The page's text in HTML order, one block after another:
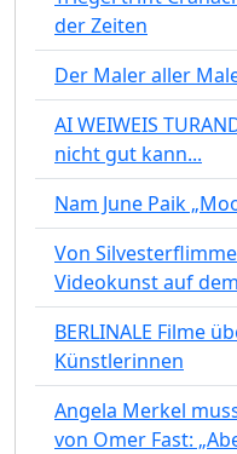
der Zeiten
Der Maler aller
AI WEIWEIS
nicht gut kann...
Nam June Paik
Von
Videokunst auf
BERLINALE Filme
Künstlerinnen
Angela Merkel
von Omer Fast: